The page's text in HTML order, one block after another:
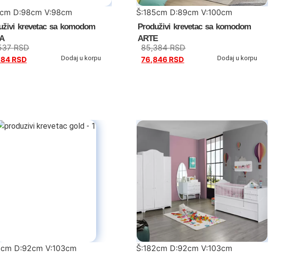
D:98cm V:98cm
krevetac sa komodom
RSD
RSD Dodaj u korpu
Š:185cm D:89cm V:100cm
Produživi krevetac sa komodom
ARTE
85,384RSD
76,846 RSD Dodaj u korpu
D:92cm V:103cm Š:182cm D:92cm V:103cm